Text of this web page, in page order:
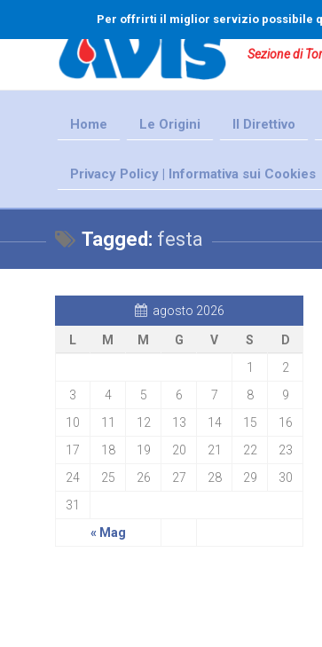
Sezione di
Home Le Origini Il Direttivo
Privacy Policy | Informativa sui Cookies
Tagged: festa
agosto 2026
L M M G V S D
« Mag
1
2
3
4 5 6 7 8
9
10
11 12 13 14 15
16
17
18 19 20 21 22
23
24
25 26 27 28 29
30
31
Per offrirti il miglior servizio possibile